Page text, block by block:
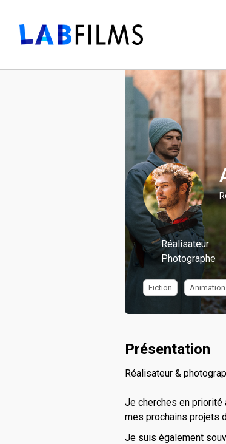
Réalisateur
Photographe
Fiction Animation
Présentation
Réalisateur &
Je cherches en priorité
mes prochains projets
Je suis également